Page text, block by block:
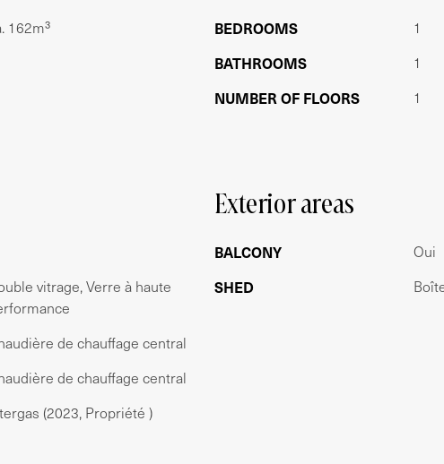
zorgvuldigheid samengesteld. Er wordt
voor enige onvolledigheid, onjuistheid
Koper heeft zijn eigen onderzoekplicht
162m³ BEDROOMS 1
BATHROOMS 1
NUMBER OF FLOORS 1
vitrage, Verre à haute
de chauffage central
de chauffage central
(2023, Propriété )
Exterior areas
BALCONY Oui
SHED